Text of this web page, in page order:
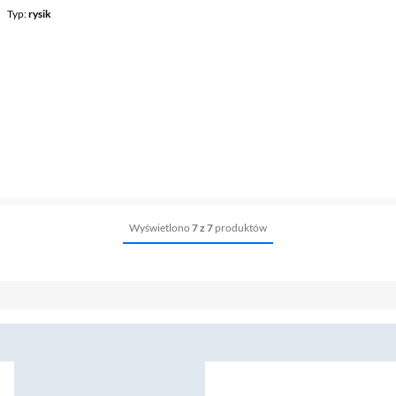
Typ rysik
Wyświetlono 7 z 7 produktów